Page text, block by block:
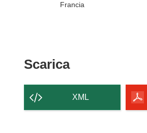
Francia
ScaricaScarica il
XML